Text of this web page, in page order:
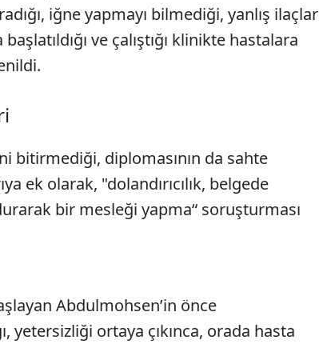
iğne yapmayı bilmediği, yanlış ilaçlar
ve çalıştığı klinikte hastalara
bitirmediği, diplomasının da sahte
ek olarak, "dolandırıcılık, belgede
bir mesleği yapma“ soruşturması
Abdulmohsen’in önce
yetersizliği ortaya çıkınca, orada hasta